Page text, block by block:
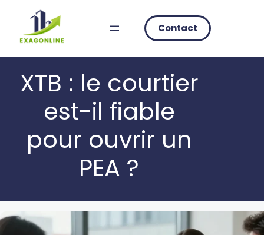
content
Contact
XTB : le courtier
est-il fiable
pour ouvrir un
PEA ?